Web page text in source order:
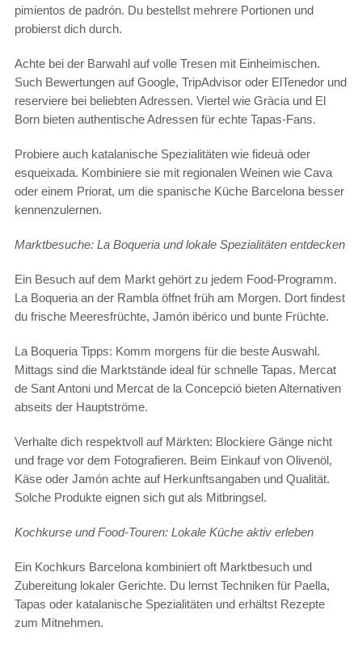
pimientos de padrón. Du bestellst mehrere Portionen und
probierst dich durch.
Achte bei der Barwahl auf volle Tresen mit Einheimischen.
Such Bewertungen auf Google, TripAdvisor oder ElTenedor und
reserviere bei beliebten Adressen. Viertel wie Gràcia und El
Born bieten authentische Adressen für echte Tapas-Fans.
Probiere auch katalanische Spezialitäten wie fideuà oder
esqueixada. Kombiniere sie mit regionalen Weinen wie Cava
oder einem Priorat, um die spanische Küche Barcelona besser
kennenzulernen.
Marktbesuche: La Boqueria und lokale Spezialitäten entdecken
Ein Besuch auf dem Markt gehört zu jedem Food-Programm.
La Boqueria an der Rambla öffnet früh am Morgen. Dort findest
du frische Meeresfrüchte, Jamón ibérico und bunte Früchte.
La Boqueria Tipps: Komm morgens für die beste Auswahl.
Mittags sind die Marktstände ideal für schnelle Tapas. Mercat
de Sant Antoni und Mercat de la Concepció bieten Alternativen
abseits der Hauptströme.
Verhalte dich respektvoll auf Märkten: Blockiere Gänge nicht
und frage vor dem Fotografieren. Beim Einkauf von Olivenöl,
Käse oder Jamón achte auf Herkunftsangaben und Qualität.
Solche Produkte eignen sich gut als Mitbringsel.
Kochkurse und Food-Touren: Lokale Küche aktiv erleben
Ein Kochkurs Barcelona kombiniert oft Marktbesuch und
Zubereitung lokaler Gerichte. Du lernst Techniken für Paella,
Tapas oder katalanische Spezialitäten und erhältst Rezepte
zum Mitnehmen.